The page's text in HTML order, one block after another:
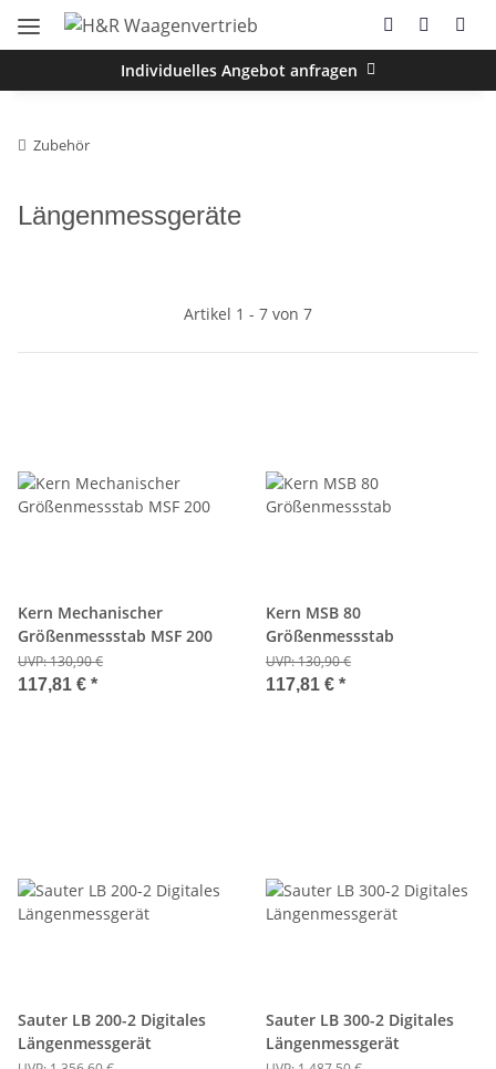
Individuelles Angebot anfragen
Zubehör
Längenmessgeräte
Artikel 1 - 7 von 7
Kern Mechanischer
Größenmessstab MSF 200
UVP:130,90 €
117,81 € *
Kern MSB 80
Größenmessstab
UVP:130,90 €
117,81 € *
Sauter LB 200-2 Digitales
Längenmessgerät
Sauter LB 300-2 Digitales
Längenmessgerät